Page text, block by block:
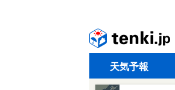
天気予報